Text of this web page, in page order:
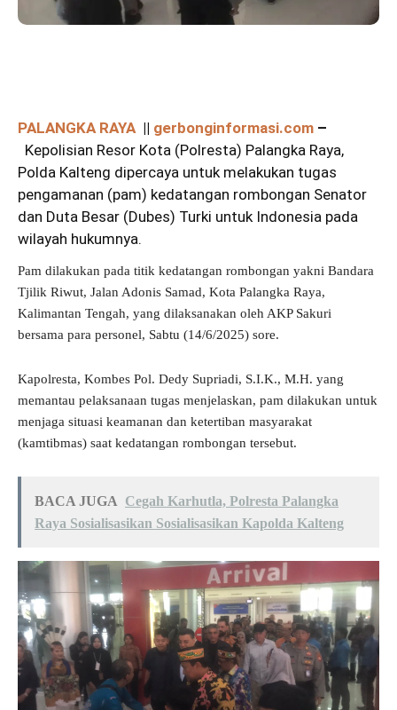
PALANGKA RAYA || gerbonginformasi.com –
Kepolisian Resor Kota (Polresta) Palangka Raya,
Polda Kalteng dipercaya untuk melakukan tugas
pengamanan (pam) kedatangan rombongan Senator
dan Duta Besar (Dubes) Turki untuk Indonesia pada
wilayah hukumnya.
Pam dilakukan pada titik kedatangan rombongan yakni Bandara
Tjilik Riwut, Jalan Adonis Samad, Kota Palangka Raya,
Kalimantan Tengah, yang dilaksanakan oleh AKP Sakuri
bersama para personel, Sabtu (14/6/2025) sore.
Kapolresta, Kombes Pol. Dedy Supriadi, S.I.K., M.H. yang
memantau pelaksanaan tugas menjelaskan, pam dilakukan untuk
menjaga situasi keamanan dan ketertiban masyarakat
(kamtibmas) saat kedatangan rombongan tersebut.
BACA JUGA Cegah Karhutla, Polresta Palangka
Raya Sosialisasikan Sosialisasikan Kapolda Kalteng